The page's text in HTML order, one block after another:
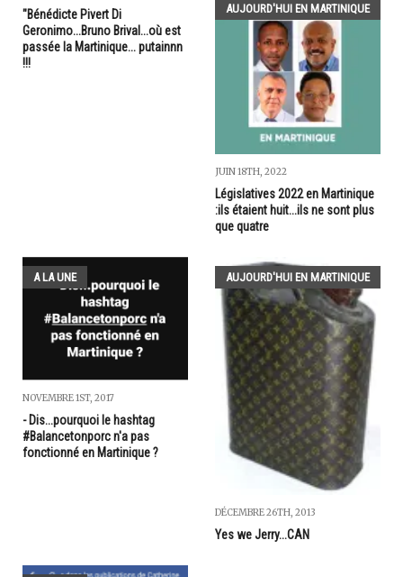
"Bénédicte Pivert Di
Geronimo...Bruno Brival...où est
passée la Martinique... putainnn
!!!
AUJOURD'HUI EN MARTINIQUE
JUIN 18TH, 2022
Législatives 2022 en Martinique
:ils étaient huit...ils ne sont plus
que quatre
A LA UNE
NOVEMBRE 1ST, 2017
- Dis...pourquoi le hashtag
#Balancetonporc n'a pas
fonctionné en Martinique ?
AUJOURD'HUI EN MARTINIQUE
DÉCEMBRE 26TH, 2013
Yes we Jerry...CAN